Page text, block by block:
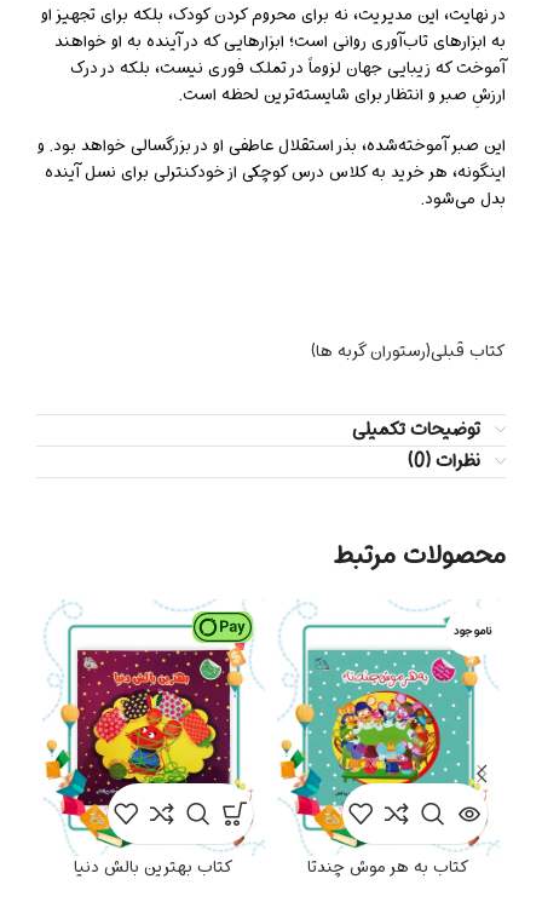
در نهایت، این مدیریت، نه برای محروم کردن کودک، بلکه برای تجهیز او
به ابزارهای تاب‌آوری روانی است؛ ابزارهایی که در آینده به او خواهند
آموخت که زیبایی جهان لزوماً در تملک فوری نیست، بلکه در درک
ارزشِ صبر و انتظار برای شایسته‌ترین لحظه است.
این صبر آموخته‌شده، بذر استقلال عاطفی او در بزرگسالی خواهد بود. و
اینگونه، هر خرید به کلاس درس کوچکی از خودکنترلی برای نسل آینده
بدل می‌شود.
کتاب قبلی(رستوران گربه ها)
توضیحات تکمیلی
نظرات (0)
محصولات مرتبط
ناموجود
کتاب به هر موش چندتا کتاب بهترین بالش دنیا